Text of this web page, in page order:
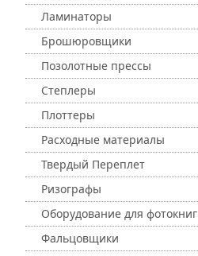
Ламинаторы
Брошюровщики
Позолотные прессы
Степлеры
Плоттеры
Расходные материалы
Твердый Переплет
Ризографы
Оборудование для фотокниг
Фальцовщики